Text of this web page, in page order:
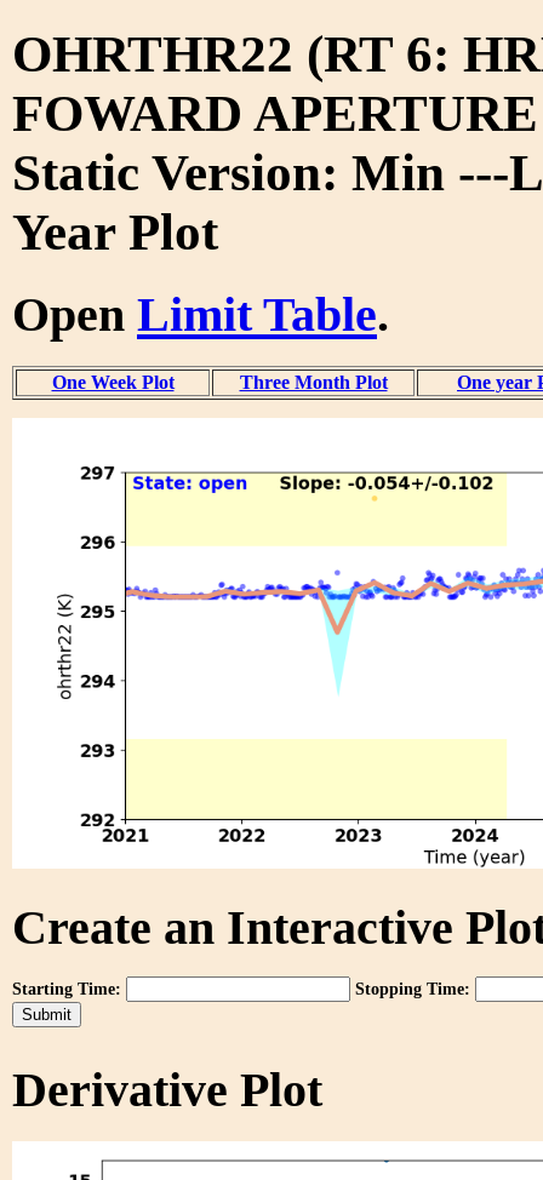
OHRTHR22 (RT 6:
FOWARD
Static Version: Min ---
Year Plot
Open Limit Table.
One Week Plot Three Month Plot One year
Create an Interactive
Starting Time: Stopping Time:
Derivative Plot